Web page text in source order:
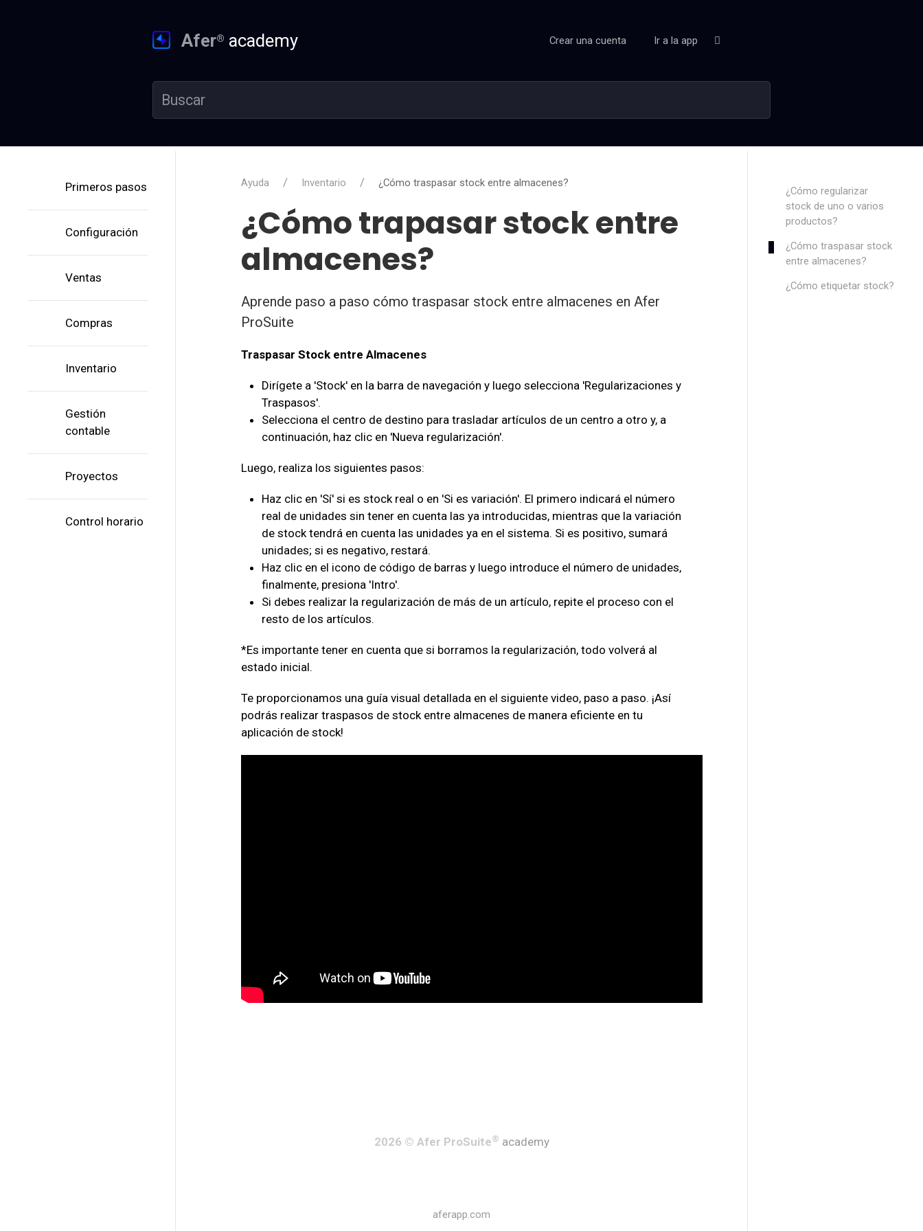
Afer® academy Crear una cuenta Ir a la app
Primeros pasos
Configuración
Ventas
Compras
Inventario
Gestión
contable
Proyectos
Control horario
Ayuda Inventario ¿Cómo traspasar stock entre almacenes?
¿Cómo trapasar stock entre
almacenes?
Aprende paso a paso cómo traspasar stock entre almacenes en Afer
ProSuite
Traspasar Stock entre Almacenes
Dirígete a 'Stock' en la barra de navegación y luego selecciona 'Regularizaciones y
Traspasos'.
Selecciona el centro de destino para trasladar artículos de un centro a otro y, a
continuación, haz clic en 'Nueva regularización'.
Luego, realiza los siguientes pasos:
Haz clic en 'Sí' si es stock real o en 'Si es variación'. El primero indicará el número
real de unidades sin tener en cuenta las ya introducidas, mientras que la variación
de stock tendrá en cuenta las unidades ya en el sistema. Si es positivo, sumará
unidades; si es negativo, restará.
Haz clic en el icono de código de barras y luego introduce el número de unidades,
finalmente, presiona 'Intro'.
Si debes realizar la regularización de más de un artículo, repite el proceso con el
resto de los artículos.
*Es importante tener en cuenta que si borramos la regularización, todo volverá al
estado inicial.
Te proporcionamos una guía visual detallada en el siguiente video, paso a paso. ¡Así
podrás realizar traspasos de stock entre almacenes de manera eficiente en tu
aplicación de stock!
¿Cómo regularizar
stock de uno o varios
productos?
¿Cómo traspasar stock
entre almacenes?
¿Cómo etiquetar stock?
2026 © Afer ProSuite® academy
aferapp.com